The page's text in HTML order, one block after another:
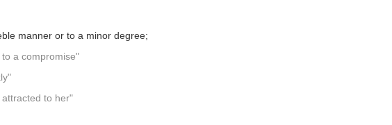
manner or to a minor degree;
a compromise"
to her"